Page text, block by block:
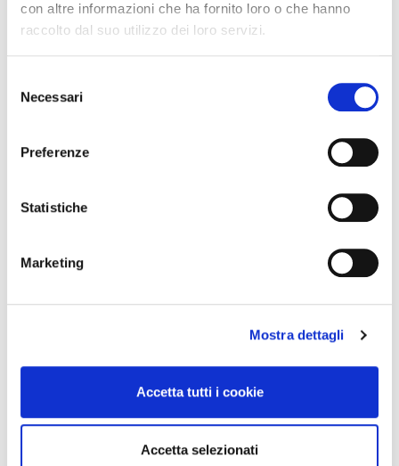
con altre informazioni che ha fornito loro o che hanno
raccolto dal suo utilizzo dei loro servizi.
Necessari
Preferenze
Statistiche
Marketing
Mostra dettagli
Accetta tutti i cookie
Accetta selezionati
Collegio Regionale